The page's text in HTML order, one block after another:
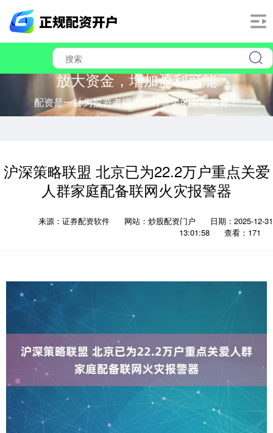
放大资金，增加盈利可能
配资是一种为投资者提供杠杆资金的金融服务！
沪深策略联盟 北京已为22.2万户重点关爱
人群家庭配备联网火灾报警器
来源：证券配资软件 网站：炒股配资门户
日期：2025-12-31
13:01:58
查看：171